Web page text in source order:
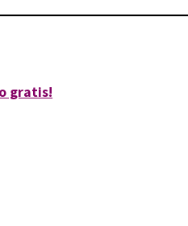
gratis!